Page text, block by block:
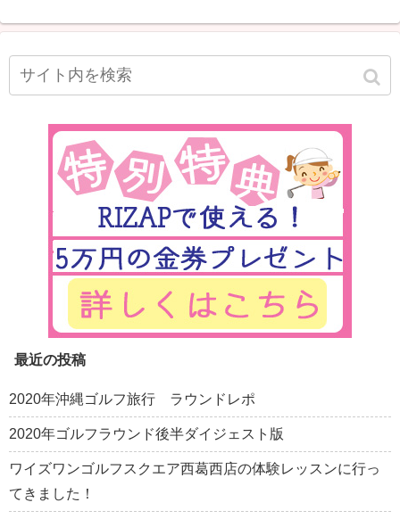
最近の投稿
2020年沖縄ゴルフ旅行 ラウンドレポ
2020年ゴルフラウンド後半ダイジェスト版
ワイズワンゴルフスクエア西葛西店の体験レッスンに行っ
てきました！